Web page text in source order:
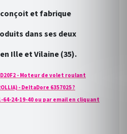
et fabrique
dans ses deux
Ille et Vilaine (35).
- Moteur de volet roulant
- DeltaDore 6357025 ?
24-19-40 ou par email en cliquant